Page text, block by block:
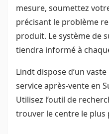
mesure, soumettez
précisant le problème
produit. Le système de
tiendra informé à
Lindt dispose d’un
service après-vente en
Utilisez l’outil de
trouver le centre le plus